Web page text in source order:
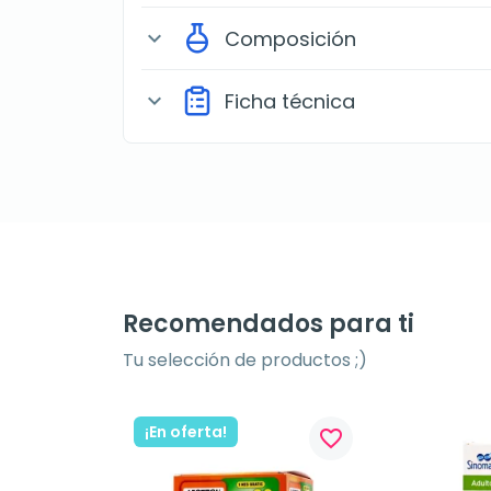
expand_more Composición
expand_more Ficha técnica
Recomendados para ti
Tu selección de productos ;)
¡En oferta! favorite_border